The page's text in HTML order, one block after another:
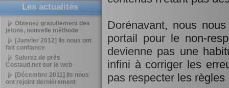
Dorénavant, nous
portail pour le non-
devienne pas une
infini à corriger les
pas respecter les règles
Les actualités
Obtenez gratuitement des
jetons, nouvelle méthode
[Janvier 2012] Ils nous ont
fait confiance
Suivrez de près
Costaud.net sur le web
[Décembre 2011] Ils nous
ont rejoint dernièrement